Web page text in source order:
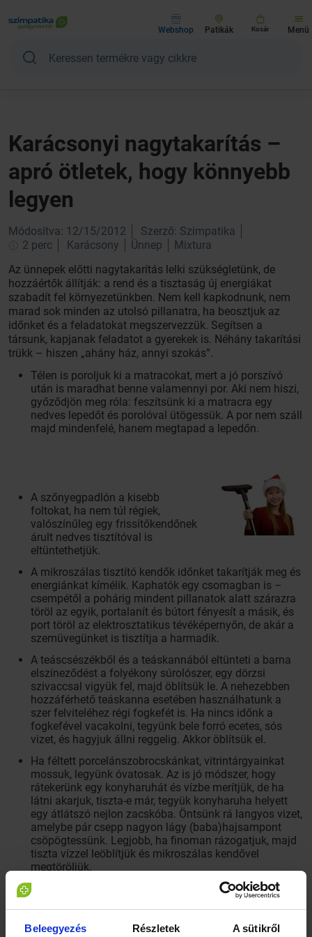
Beleegyezés Részletek A sütikről
Webshop Patikák Kosár Menü
Karácsonyi nagytakarítás –
apró ötletek, hogy könnyebb
legyen
Módosítva: 12/15/2012
Szerző: Szimpatika
2 perc
Karácsony Ünnep
Mixtura
Az ünnepek előtti nagytakarítás lelki szükségletünk, de
hozzáértők állítják: a rend és a tisztaság új energiákat
szabadít fel környezetünkben. Nem kell kapkodnunk, nem
marad sok minden az utolsó pillanatra, ha beosztjuk az
időnket és a feladatokat megszervezzük. Segítsen a
társunk, kapjanak feladatot a gyerekek is. Néhány takarítási
trükk – hiszen „ahány ház, annyi szokás”.
Télen is poroljuk ki a matracokat, mert a jó porszívó
után is maradhat benne valamennyi por. Aki nem hiszi,
győződjön meg róla: feszítsünk ki a matracra egy
nedves lepedőt és porolóval ütögessük. A por nem száll
majd mindenfelé, hanem megtapad a lepedőn.
A szőnyegpadlón a kisebb
foltokat, ha nem túl régiek,
valószínűleg egy frissítőkendőnek
árult nedves tisztítóval is
eltüntethetjük.
A mikroszálas tisztító kendők időnket takarítják meg és
energiánkat kímélik. Kaphatók egy csomagban is –
csempétől a pohárig mindent pillanatok alatt szárazra
töröl az egyik, portalanít és bútort fényesít a másik, és
port töröl az elektrosztatikus tévéképernyőn, de akár a
szemüvegünket is tisztítja a harmadik.
A teáscsészékből és a teáskannából eltünteti a barna
elszíneződést a folyékony súrolószer, egy dörzsi
szivaccsal vigyük fel, majd öblítsük le. A nehezebben
hozzáférhető teáskanna esetében használhatunk a
szer felviteléhez régi fogkefét is. Ha nincs időnk a
fogkefével vacakolni, tegyünk bele forró ecetes, sós
vizet, és hagyjuk állni reggelig. Akkor öblítsük el.
Ha féltett porcelánszobrocskánkat, vitrintárgyainkat
mossuk, legyünk óvatosak. Az is jó módszer, hogy
rátekerünk egy konyharuhát és vízbe merítjük, de ha
látni akarjuk, tiszta-e már, tegyük konyharuha helyett
egy átlátszó nejlon zacskóba. Öntsünk rá langyos vizet,
amelybe pár csepp nagyon lágy (baba)hajsampont
csöpögtessünk. Legjobb, ha finoman rázogatjuk, majd
tiszta vízzel leöblítjük és mikroszálas kendővel
megtöröljük.
Ha a fából készült függönykarika fénytelen és nem
csúszik rendesen a rúdján, bútorpasztával kenjük át,